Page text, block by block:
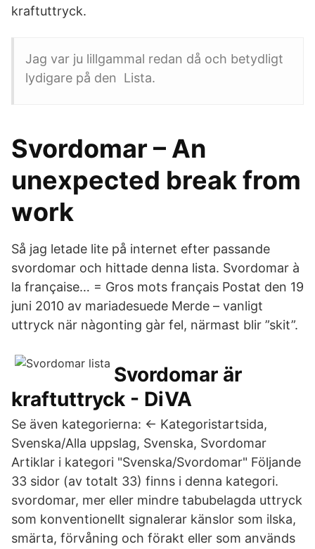
kraftuttryck.
Jag var ju lillgammal redan då och betydligt
lydigare på den Lista.
Svordomar – An
unexpected break from
work
Så jag letade lite på internet efter passande
svordomar och hittade denna lista. Svordomar à
la française… = Gros mots français Postat den 19
juni 2010 av mariadesuede Merde – vanligt
uttryck när nàgonting gàr fel, närmast blir ”skit”.
Svordomar är
kraftuttryck - DiVA
Se även kategorierna: ← Kategoristartsida,
Svenska/Alla uppslag, Svenska, Svordomar
Artiklar i kategori "Svenska/Svordomar" Följande
33 sidor (av totalt 33) finns i denna kategori.
svordomar, mer eller mindre tabubelagda uttryck
som konventionellt signalerar känslor som ilska,
smärta, förvåning och förakt eller som används